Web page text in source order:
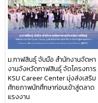
ม.กาฬสินธุ์ จับมือ สำนักงานจัดหา
งานจังหวัดกาฬสินธุ์ จัดโครงการ
KSU Career Center มุ่งส่งเสริม
ศักยภาพนักศึกษาก่อนเข้าสู่ตลาด
แรงงาน